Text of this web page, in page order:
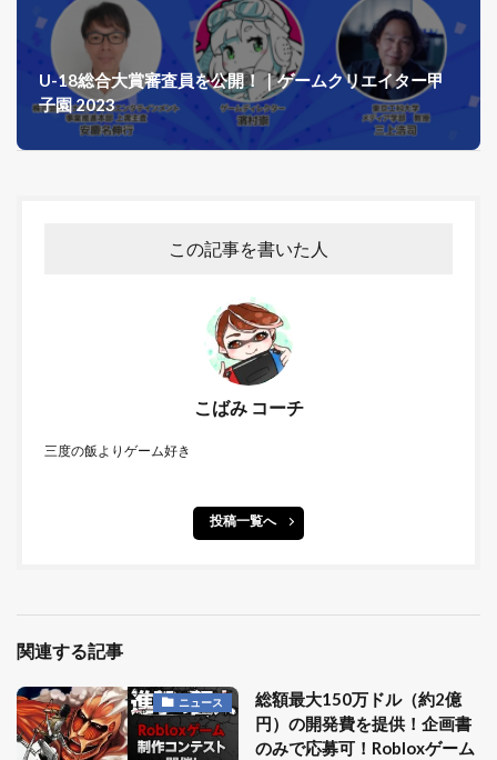
U-18総合大賞審査員を公開！｜ゲームクリエイター甲
子園 2023
この記事を書いた人
こばみ コーチ
三度の飯よりゲーム好き
投稿一覧へ
関連する記事
ニュース
総額最大150万ドル（約2億
円）の開発費を提供！企画書
のみで応募可！Robloxゲーム